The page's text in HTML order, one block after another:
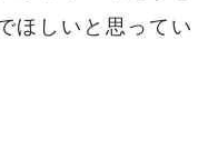
ほしいと思ってい